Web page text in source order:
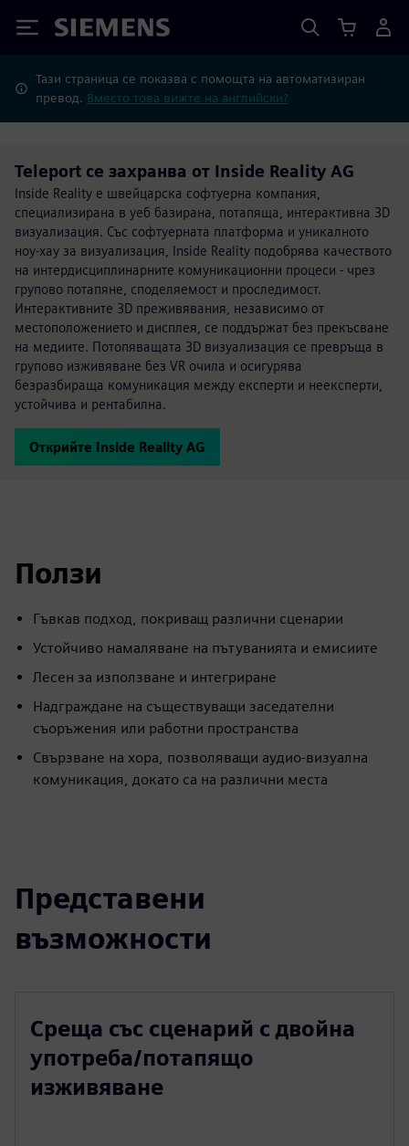
Siemens
Тази страница се показва с помощта на автоматизиран
превод. Вместо това вижте на английски?
Teleport се захранва от Inside Reality AG
Inside Reality е швейцарска софтуерна компания,
специализирана в уеб базирана, потапяща, интерактивна 3D
визуализация. Със софтуерната платформа и уникалното
ноу-хау за визуализация, Inside Reality подобрява качеството
на интердисциплинарните комуникационни процеси - чрез
групово потапяне, споделяемост и проследимост.
Интерактивните 3D преживявания, независимо от
местоположението и дисплея, се поддържат без прекъсване
на медиите. Потопяващата 3D визуализация се превръща в
групово изживяване без VR очила и осигурява
безразбираща комуникация между експерти и неексперти,
устойчива и рентабилна.
Открийте Inside Reality AG
Ползи
Гъвкав подход, покриващ различни сценарии
Устойчиво намаляване на пътуванията и емисиите
Лесен за използване и интегриране
Надграждане на съществуващи заседателни
съоръжения или работни пространства
Свързване на хора, позволяващи аудио-визуална
комуникация, докато са на различни места
Представени
възможности
Среща със сценарий с двойна
употреба/потапящо
изживяване